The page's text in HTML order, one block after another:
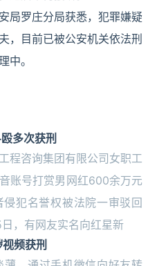
局罗庄分局获悉，犯罪嫌疑
，目前已被公安机关依法刑
中。
多次获刑
程咨询集团有限公司女职工
账号打赏男网红600余万元
犯名誉权被法院一审驳回
，有网友实名向红星新
频获刑